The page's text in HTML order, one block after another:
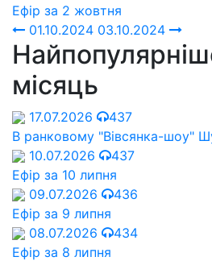
Ефір за 2 жовтня
01.10.2024 03.10.2024
місяць
17.07.2026
437
В ранковому "Вівсянка-шоу"
10.07.2026
437
Ефір за 10 липня
09.07.2026
436
Ефір за 9 липня
08.07.2026
434
Ефір за 8 липня